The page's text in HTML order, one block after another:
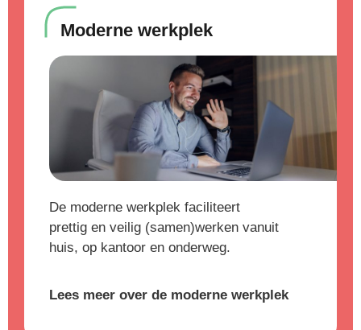
Moderne werkplek
De moderne werkplek faciliteert
prettig en veilig (samen)werken vanuit
huis, op kantoor en onderweg.
Lees meer over de moderne werkplek